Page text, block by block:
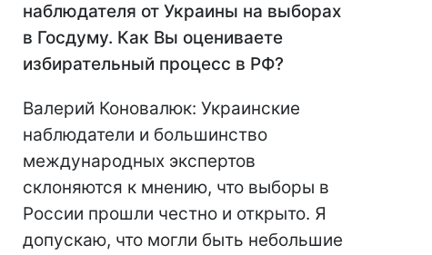
наблюдателя от Украины на выборах
в Госдуму. Как Вы оцениваете
избирательный процесс в РФ?
Валерий Коновалюк: Украинские
наблюдатели и большинство
международных экспертов
склоняются к мнению, что выборы в
России прошли честно и открыто. Я
допускаю, что могли быть небольшие